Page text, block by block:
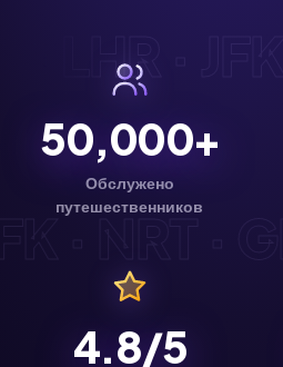
· LHR
· GRU
50,000+
Обслужено
путешественников
4.8/5